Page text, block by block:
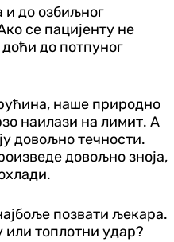
и до озбиљног
се пацијенту не
до потпуног
наше природно
наилази на лимит. А
довољно течности.
довољно зноја,
позвати љекара.
или топлотни удар?